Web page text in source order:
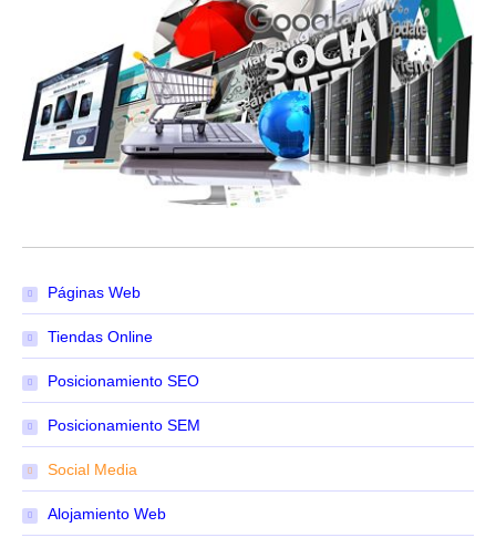
Páginas Web
Tiendas Online
Posicionamiento SEO
Posicionamiento SEM
Social Media
Alojamiento Web